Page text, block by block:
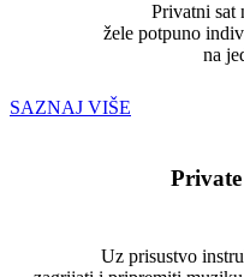
Privatni sat
žele potpuno
na
SAZNAJ VIŠE
Uz prisustvo